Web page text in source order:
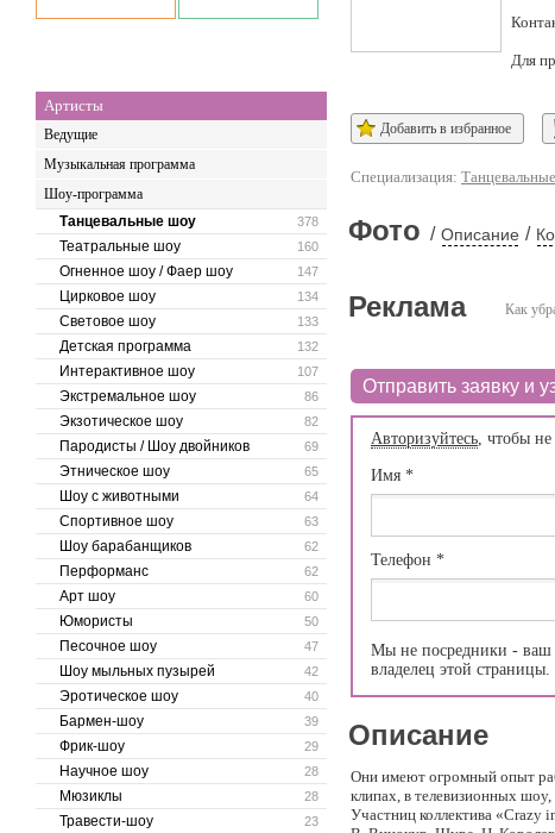
Артисты
Ведущие
Музыкальная программа
Шоу-программа
378
Танцевальные шоу
160
Театральные шоу
147
Огненное шоу / Фаер шоу
134
Цирковое шоу
133
Световое шоу
132
Детская программа
107
Интерактивное шоу
86
Экстремальное шоу
82
Экзотическое шоу
69
Пародисты / Шоу двойников
65
Этническое шоу
64
Шоу с животными
63
Спортивное шоу
62
Шоу барабанщиков
62
Перформанс
60
Арт шоу
50
Юмористы
47
Песочное шоу
42
Шоу мыльных пузырей
40
Эротическое шоу
39
Бармен-шоу
29
Фрик-шоу
28
Научное шоу
28
Мюзиклы
23
Травести-шоу
Для
Добавить в избранное
Специализация:
Фото / Описание /
Как
Реклама
Отправить заявку и
Авторизуйтесь, чтобы не
Имя *
Телефон *
Мы не посредники - ваш
владелец этой страницы.
Описание
Они имеют огромный опыт
клипах, в телевизионных
Участниц коллектива